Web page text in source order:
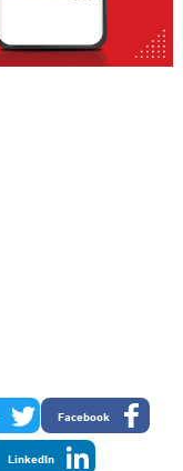
Facebook
LinkedIn